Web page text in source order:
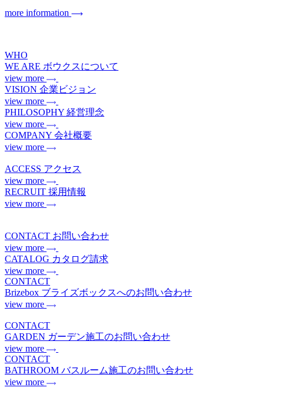
more information
WHO
WE ARE ボウクスについて
view more
VISION 企業ビジョン
view more
PHILOSOPHY 経営理念
view more
COMPANY 会社概要
view more
ACCESS アクセス
view more
RECRUIT 採用情報
view more
CONTACT お問い合わせ
view more
CATALOG カタログ請求
view more
CONTACT
Brizebox ブライズボックスへのお問い合わせ
view more
CONTACT
GARDEN ガーデン施工のお問い合わせ
view more
CONTACT
BATHROOM バスルーム施工のお問い合わせ
view more